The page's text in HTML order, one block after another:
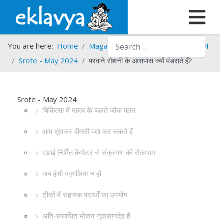
Search
You are here: Home Magazines Srote
Srote - 2024
Srote - May 2024
परवाने रोशनी के आसपास क्यों मंडराते हैं?
Srote - May 2024
चिकित्सा में महत्व के चलते जोंक पतन
आप सूंघकर बीमारी पता कर सकते हैं
एआई निर्मित कैथेटर से संक्रमण की रोकथाम
जब हंसी मज़ाकिया न हो
टीकों में सहायक पदार्थों का उपयोग
अति-संसाधित भोजन नुकसानदेह है